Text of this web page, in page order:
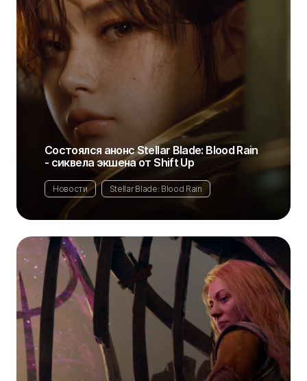
Состоялся анонс Stellar Blade: Blood Rain
- сиквела экшена от Shift Up
Новости Stellar Blade: Blood Rain